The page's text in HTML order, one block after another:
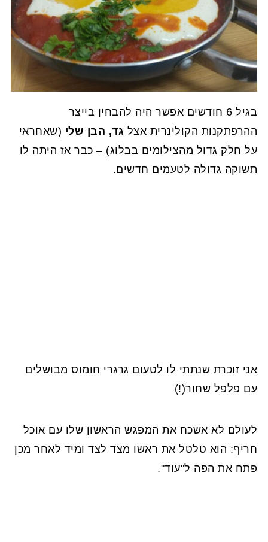
בגיל 6 חודשים אפשר היה להבחין בייצר
ההרפתקנות הקולינרית אצל גד, הבן שלי (שאחראי
על חלק גדול מהצילומים בבלוג) – כבר אז היתה לו
תשוקה גדולה לטעמים חדשים.
אני זוכרת שנתתי לו לטעום גרגרי חומוס מבושלים
עם פלפל שחור(!)
לעולם לא אשכח את המפגש הראשון שלו עם אוכל
חריף: הוא טלטל את ראשו מצד לצד ומיד לאחר מכן
פתח את הפה ל"עוד".